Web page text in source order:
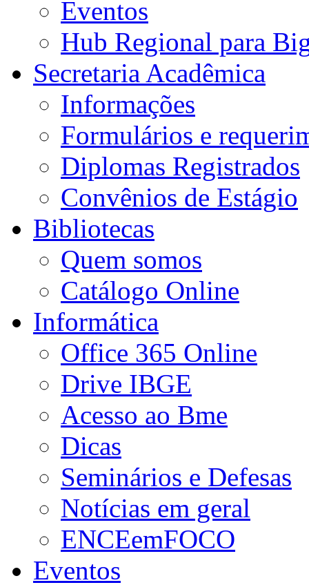
Eventos
Hub Regional para
Secretaria Acadêmica
Informações
Formulários e
Diplomas Registrados
Convênios de Estágio
Bibliotecas
Quem somos
Catálogo Online
Informática
Office 365 Online
Drive IBGE
Acesso ao Bme
Dicas
Seminários e Defesas
Notícias em geral
ENCEemFOCO
Eventos